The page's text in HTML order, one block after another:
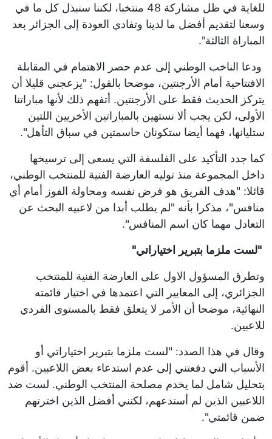
للغاية في ظل مشاركة 48 منتخبا، لكننا سنبذل كل ما في
وسعنا لتقديم أفضل ما لدينا وتفادي العودة إلى الجزائر بعد
المباراة الثالثة".
ودعا الناخب الوطني إلى عدم حصر الاهتمام في المقابلة
الافتتاحية أمام الأرجنتين، موضحا بالقول: "يزعجني قليلا أن
يتركز الحديث فقط على الأرجنتين. أتفهم ذلك لأنها مباراتنا
الأولى، لكن يجب ألا نستهين بالمباراتين الأخريين اللتين
ستليانها، فهما أيضا ستكونان حاسمتين في سباق التأهل".
كما جدد التأكيد على الفلسفة التي يسعى إلى ترسيخها
داخل المجموعة منذ توليه العارضة الفنية للمنتخب الوطني،
قائلا: "هدف الفريق هو فرض نفسه ومحاولة الفوز أمام أي
منافس"، مذكرا بأنه "لم يطلب أبدا من لاعبيه البحث عن
التعادل مهما كان اسم المنافس".
"لست ملزما بتبرير اختياراتي"
وتطرق المسؤول الاول على العارضة الفنية للمنتخب
الجزائري، إلى المعايير التي اعتمدها في اختيار قائمته
النهائية، موضحا أن الأمر لا يتعلق فقط بالمستوى الفردي
للاعبين.
وقال في هذا الصدد: "لست ملزما بتبرير اختياراتي أو
الأسباب التي دفعتني إلى عدم استدعاء بعض اللاعبين. أقوم
بتحليل شامل لما يخدم مصلحة المنتخب الوطني. لست ضد
اللاعبين الذين لم أستدعهم، لكنني أفضل الذين اخترتهم
ضمن قائمتي".